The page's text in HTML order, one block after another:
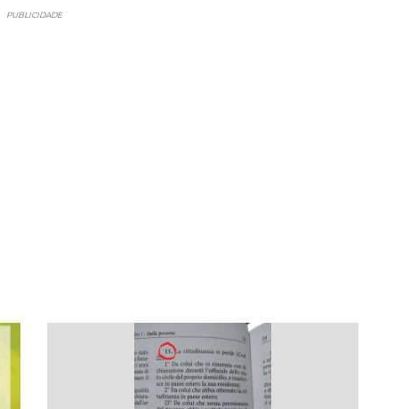
PUBLICIDADE